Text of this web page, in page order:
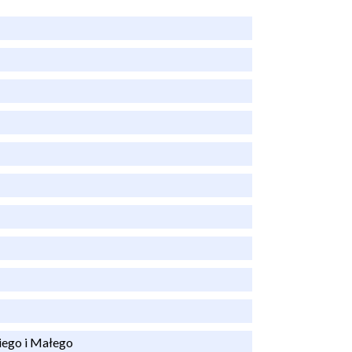
i Małego